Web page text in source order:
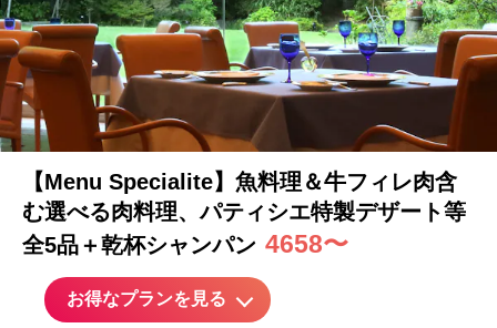
【Menu Specialite】魚料理＆牛フィレ肉含
む選べる肉料理、パティシエ特製デザート等
全5品＋乾杯シャンパン 4658〜
お得なプランを見る